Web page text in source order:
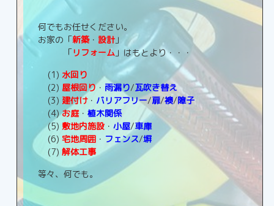
何でもお任せください。
お家の「新築・ 設計」
「リフォーム」はもとより・・・
(1) 水回り
(2) 屋根回り・ 雨漏り/瓦吹き替え
(3) 建付け・ バリアフリー/扉/襖/障子
(4)お庭・ 植木関係
(5) 敷地内施設・ 小屋/車庫
(6) 宅地周囲・ フェンス/塀
(7) 解体工事
等々、何でも。